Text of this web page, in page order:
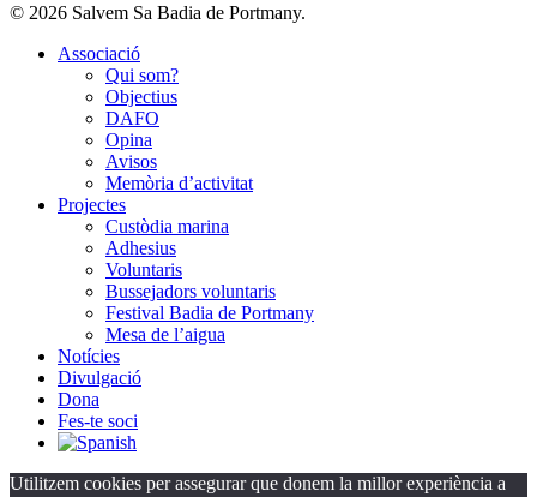
© 2026 Salvem Sa Badia de Portmany.
Close
Associació
Qui som?
Objectius
DAFO
Opina
Avisos
Memòria d’activitat
Projectes
Custòdia marina
Adhesius
Voluntaris
Bussejadors voluntaris
Festival Badia de Portmany
Mesa de l’aigua
Notícies
Divulgació
Dona
Fes-te soci
Utilitzem cookies per assegurar que donem la millor experiència a